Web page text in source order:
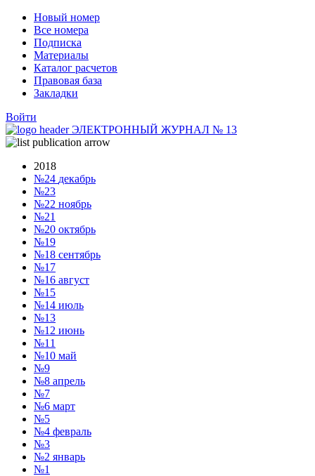
Новый номер
Все номера
Подписка
Материалы
Каталог расчетов
Правовая база
Закладки
Войти
ЭЛЕКТРОННЫЙ ЖУРНАЛ № 13
2018
№24 декабрь
№23
№22 ноябрь
№21
№20 октябрь
№19
№18 сентябрь
№17
№16 август
№15
№14 июль
№13
№12 июнь
№11
№10 май
№9
№8 апрель
№7
№6 март
№5
№4 февраль
№3
№2 январь
№1